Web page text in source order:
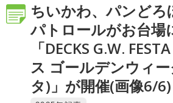
ちいかわ、パンどろ
パトロールがお台場
「DECKS G.W.
ス ゴールデンウィ
タ)」が開催(画像6/6)